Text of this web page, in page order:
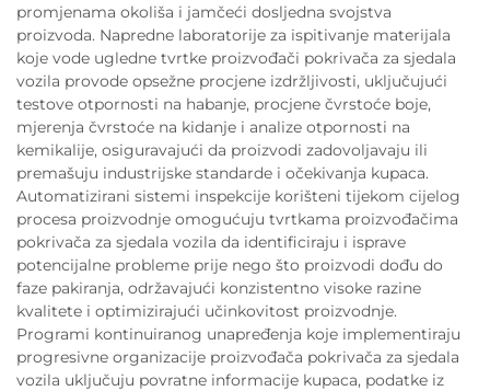
promjenama okoliša i jamčeći dosljedna svojstva
proizvoda. Napredne laboratorije za ispitivanje materijala
koje vode ugledne tvrtke proizvođači pokrivača za sjedala
vozila provode opsežne procjene izdržljivosti, uključujući
testove otpornosti na habanje, procjene čvrstoće boje,
mjerenja čvrstoće na kidanje i analize otpornosti na
kemikalije, osiguravajući da proizvodi zadovoljavaju ili
premašuju industrijske standarde i očekivanja kupaca.
Automatizirani sistemi inspekcije korišteni tijekom cijelog
procesa proizvodnje omogućuju tvrtkama proizvođačima
pokrivača za sjedala vozila da identificiraju i isprave
potencijalne probleme prije nego što proizvodi dođu do
faze pakiranja, održavajući konzistentno visoke razine
kvalitete i optimizirajući učinkovitost proizvodnje.
Programi kontinuiranog unapređenja koje implementiraju
progresivne organizacije proizvođača pokrivača za sjedala
vozila uključuju povratne informacije kupaca, podatke iz